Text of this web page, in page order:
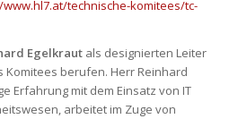
technische-komitees/tc-
Egelkrautals designierten Leiter
Komitees berufen. Herr Reinhard
Erfahrung mit dem Einsatz von IT
arbeitet im Zuge von